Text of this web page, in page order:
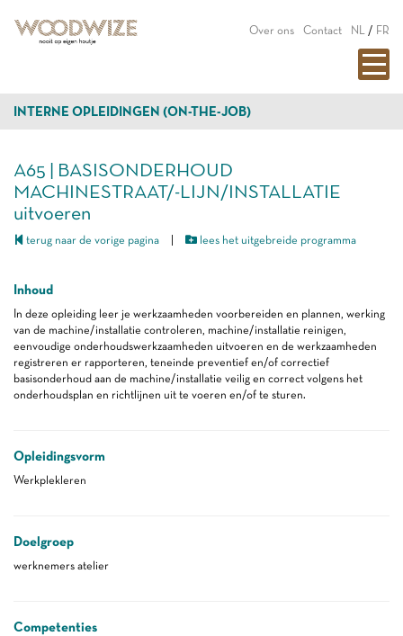
Over ons Contact NL / FR
INTERNE OPLEIDINGEN (ON-THE-JOB)
A65 | BASISONDERHOUD
MACHINESTRAAT/-LIJN/INSTALLATIE
uitvoeren
terug naar de vorige pagina lees het uitgebreide programma
Inhoud
In deze opleiding leer je werkzaamheden voorbereiden en plannen, werking
van de machine/installatie controleren, machine/installatie reinigen,
eenvoudige onderhoudswerkzaamheden uitvoeren en de werkzaamheden
registreren er rapporteren, teneinde preventief en/of correctief
basisonderhoud aan de machine/installatie veilig en correct volgens het
onderhoudsplan en richtlijnen uit te voeren en/of te sturen.
Opleidingsvorm
Werkplekleren
Doelgroep
werknemers atelier
Competenties